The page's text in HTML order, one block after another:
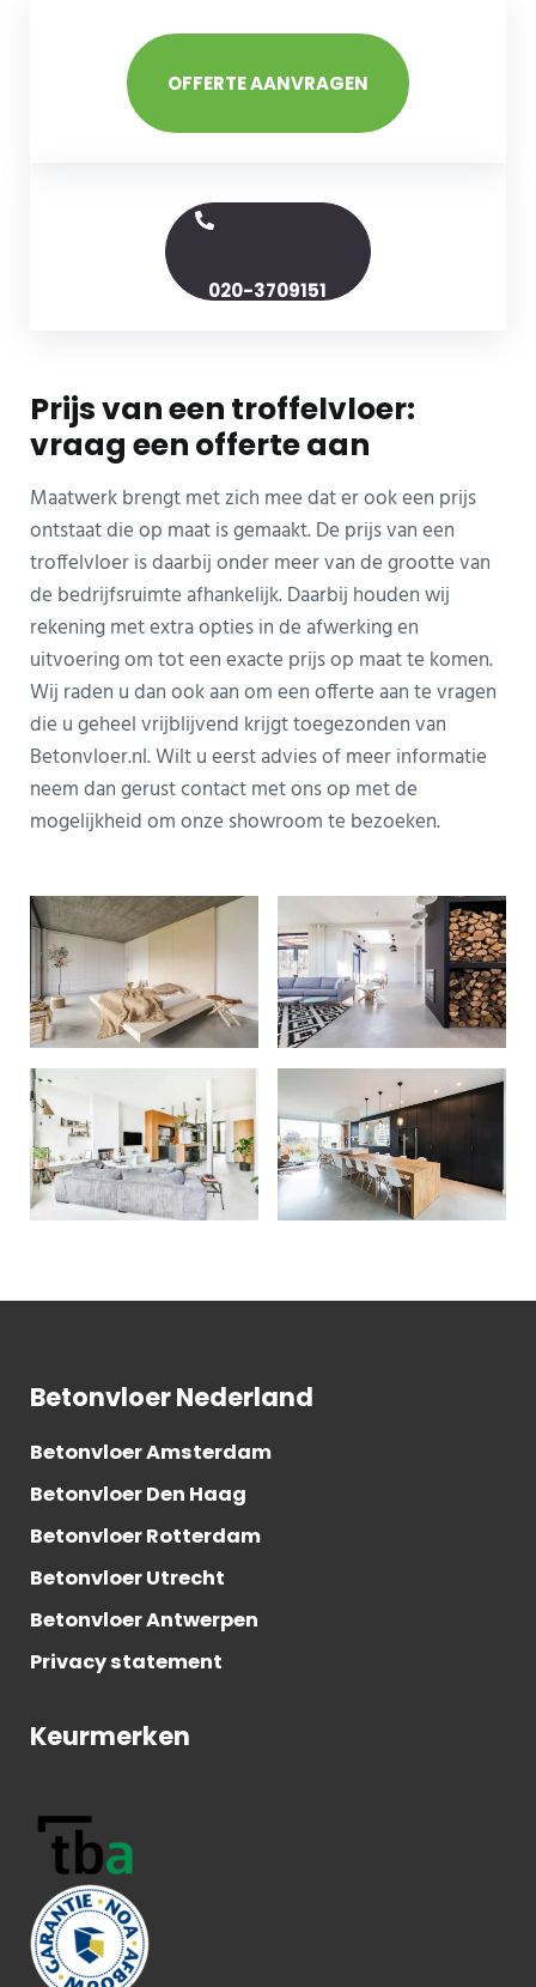
OFFERTE AANVRAGEN
020-3709151
Prijs van een troffelvloer:
vraag een offerte aan
Maatwerk brengt met zich mee dat er ook een prijs
ontstaat die op maat is gemaakt. De prijs van een
troffelvloer is daarbij onder meer van de grootte van
de bedrijfsruimte afhankelijk. Daarbij houden wij
rekening met extra opties in de afwerking en
uitvoering om tot een exacte prijs op maat te komen.
Wij raden u dan ook aan om een offerte aan te vragen
die u geheel vrijblijvend krijgt toegezonden van
Betonvloer.nl. Wilt u eerst advies of meer informatie
neem dan gerust contact met ons op met de
mogelijkheid om onze showroom te bezoeken.
Betonvloer Nederland
Betonvloer Amsterdam
Betonvloer Den Haag
Betonvloer Rotterdam
Betonvloer Utrecht
Betonvloer Antwerpen
Privacy statement
Keurmerken